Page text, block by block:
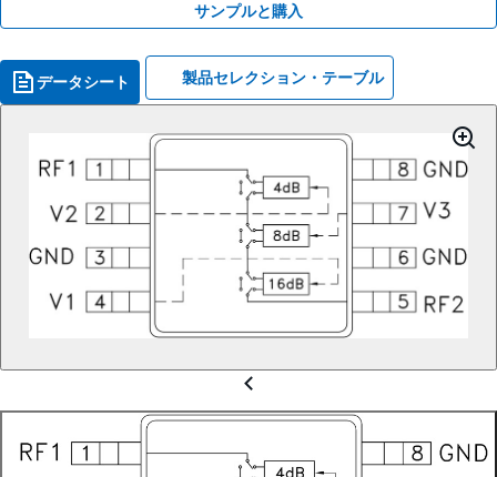
サンプルと購入
データシート 製品セレクション・テーブル